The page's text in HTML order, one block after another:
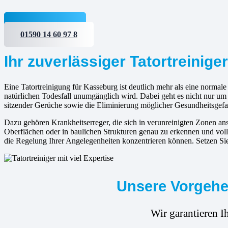
Jetzt anfragen
01590 14 60 97 8
Ihr zuverlässiger
Eine Tatortreinigung für Kasseburg ist deutlich mehr als eine
natürlichen Todesfall unumgänglich wird. Dabei geht es nicht nur
sitzender Gerüche sowie die Eliminierung möglicher
Dazu gehören Krankheitserreger, die sich in verunreinigten Zonen
Oberflächen oder in baulichen Strukturen genau zu erkennen und
die Regelung Ihrer Angelegenheiten konzentrieren können. Setzen
Unsere
Wir garantieren